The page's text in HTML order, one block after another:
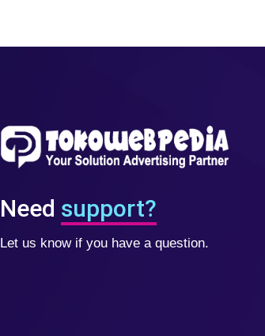
Need support?
Let us know if you have a question.